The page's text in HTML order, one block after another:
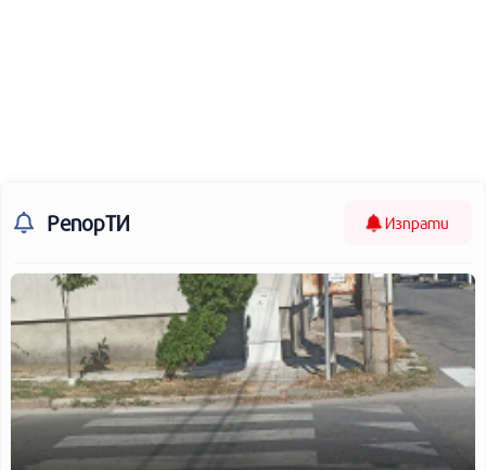
РепорТИ Изпрати